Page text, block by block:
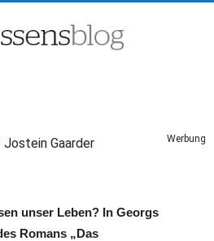
Jostein Gaarder Werbung
unser Leben? In Georgs
Romans „Das